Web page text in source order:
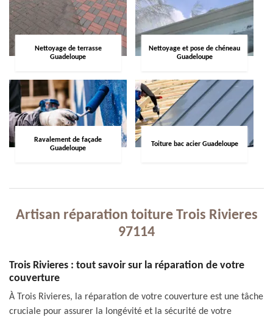
Nettoyage de terrasse
Guadeloupe
Nettoyage et pose de chéneau
Guadeloupe
Ravalement de façade
Guadeloupe
Toiture bac acier Guadeloupe
Artisan réparation toiture Trois Rivieres
97114
Trois Rivieres : tout savoir sur la réparation de votre
couverture
À Trois Rivieres, la réparation de votre couverture est une tâche
cruciale pour assurer la longévité et la sécurité de votre